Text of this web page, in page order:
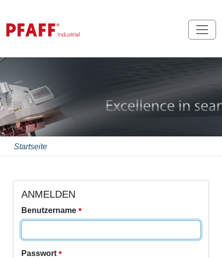
Startseite
ANMELDEN
Benutzername
Passwort